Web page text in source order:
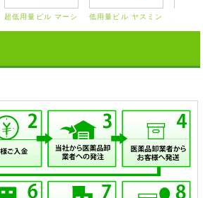
すのでご留意ください。
の上で、他者に譲渡せずご自身にてご使用く
たは薬剤師にご相談ください。
受けかねますのでご了承ください。
超低用量ピル マーシ
低用量ピル ヤスミン